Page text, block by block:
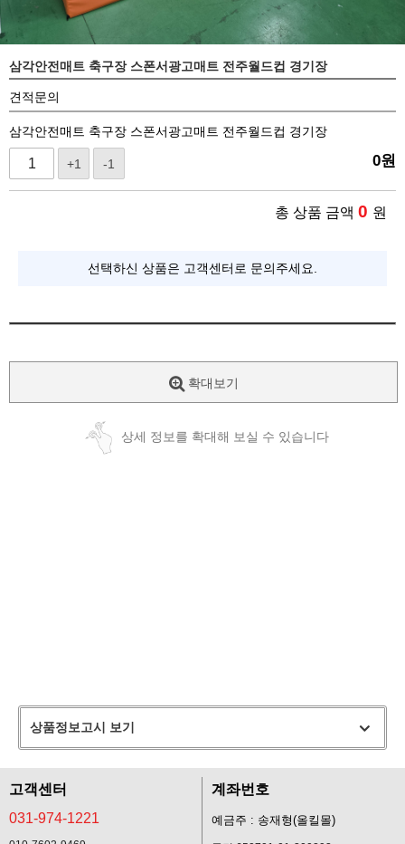
삼각안전매트 축구장 스폰서광고매트 전주월드컵 경기장
견적문의
삼각안전매트 축구장 스폰서광고매트 전주월드컵 경기장
+1 -1 0원
총 상품 금액 0 원
선택하신 상품은 고객센터로 문의주세요.
확대보기
상세 정보를 확대해 보실 수 있습니다
상품정보고시 보기
고객센터
031-974-1221
계좌번호
예금주 : 송재형(올킬몰)